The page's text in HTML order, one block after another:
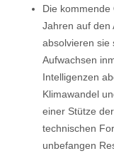
Die kommende
Jahren auf den
absolvieren sie
Aufwachsen
Intelligenzen
Klimawandel
einer Stütze
technischen
unbefangen